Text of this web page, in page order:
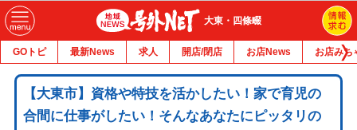
大東・四條畷
GOトピ 最新News 求人 開店/閉店 お店News お店みち
【大東市】資格や特技を活かしたい！家で育児の
合間に仕事がしたい！​そんなあなたにピッタリの